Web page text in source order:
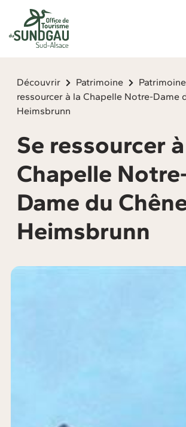
Découvrir Patrimoine
ressourcer à la Chapelle Notre-Dame
Heimsbrunn
Se ressourcer
Chapelle
Dame du
Heimsbrunn
Panneau de gestion des cookies